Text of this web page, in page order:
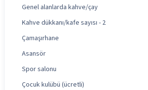
Genel alanlarda kahve/çay
Kahve dükkanı/kafe sayısı - 2
Çamaşırhane
Asansör
Spor salonu
Çocuk kulübü (ücretli)